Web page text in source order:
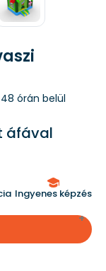
48 órán belül
áfával
Ingyenes képzés